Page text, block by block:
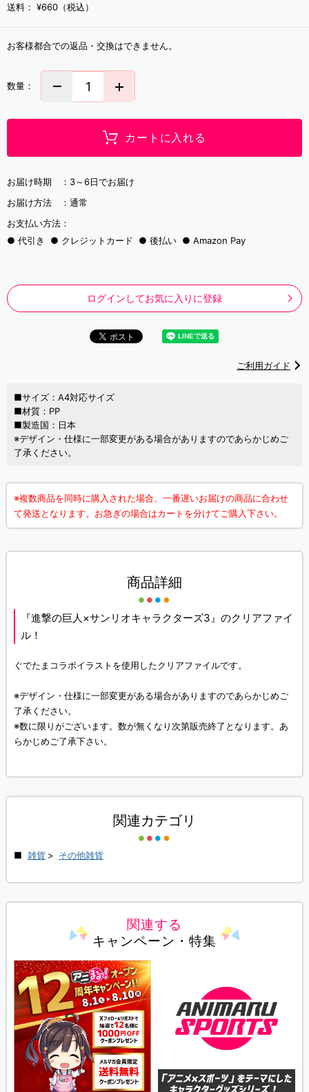
送料： ¥660（税込）
お客様都合での返品・交換はできません。
数量：
カートに入れる
お届け時期 ： 3～6日でお届け
お届け方法 ： 通常
お支払い方法：
代引き
クレジットカード 後払い Amazon Pay
ログインしてお気に入りに登録
ご利用ガイド
■サイズ：A4対応サイズ
■材質：PP
■製造国：日本
※デザイン・仕様に一部変更がある場合がありますのであらかじめご
了承ください。
※複数商品を同時に購入された場合、一番遅いお届けの商品に合わせ
て発送となります。お急ぎの場合はカートを分けてご購入下さい。
商品詳細
『進撃の巨人×サンリオキャラクターズ3』のクリアファイ
ル！
ぐでたまコラボイラストを使用したクリアファイルです。
※デザイン・仕様に一部変更がある場合がありますのであらかじめご
了承ください。
※数に限りがございます。数が無くなり次第販売終了となります。あ
らかじめご了承下さい。
関連カテゴリ
雑貨 > その他雑貨
関連する
キャンペーン・特集